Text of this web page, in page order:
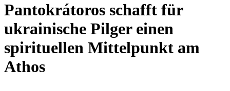
Pantokrátoros schafft für
ukrainische Pilger einen
spirituellen Mittelpunkt am
Athos